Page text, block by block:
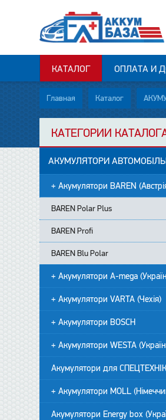
КАТАЛОГ ОПЛАТА И
Главная Каталог
КАТЕГОРИИ
АКУМУЛЯТОРИ
+ Акумулятори BAREN
BAREN Polar Plus
BAREN Profi
BAREN Blu Polar
+ Акумулятори A-mega
+ Акумулятори VARTA (Чехія)
+ Акумулятори BOSCH
+ Акумулятори WESTA
Акумулятори для
+ Акумулятори MOLL
Акумулятори Energy box